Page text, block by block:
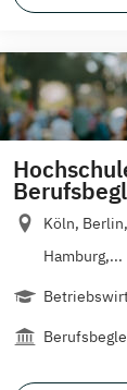
Köln,
Hamburg,...